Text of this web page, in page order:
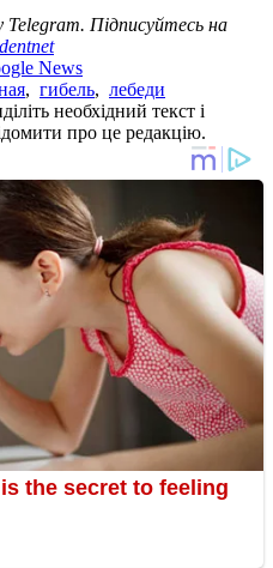
Telegram. Підписуйтесь на
News
, гибель, лебеди
необхідний текст і
про це редакцію.